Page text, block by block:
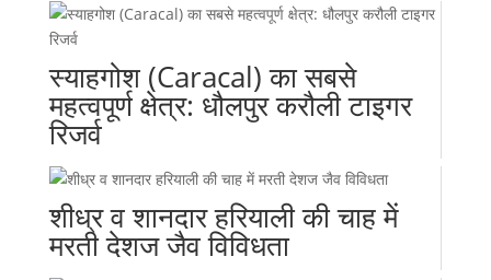
स्याहगोश (Caracal) का सबसे
महत्वपूर्ण क्षेत्र: धौलपुर करौली टाइगर
रिजर्व
शीध्र व शानदार हरियाली की चाह में
मरती देशज जैव विविधता